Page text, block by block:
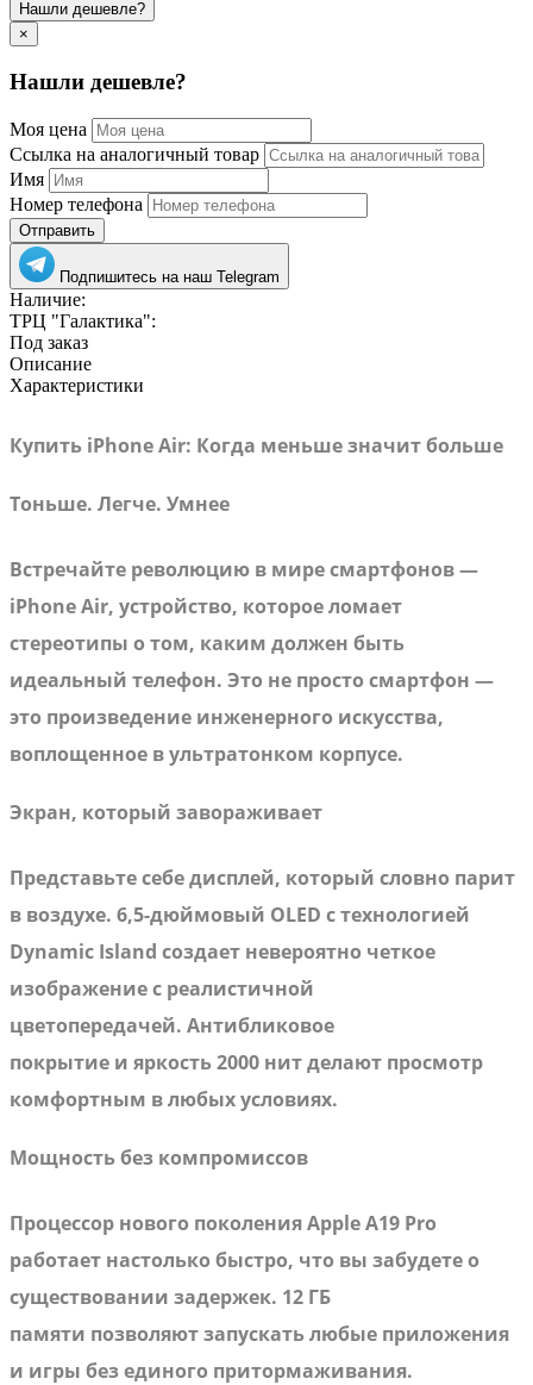
Нашли дешевле?
×
Нашли дешевле?
Моя цена
Ссылка на аналогичный товар
Имя
Номер телефона
Отправить
Подпишитесь на наш Telegram
Наличие:
ТРЦ "Галактика":
Под заказ
Описание
Характеристики
Купить iPhone Air: Когда меньше значит больше
Тоньше. Легче. Умнее
Встречайте революцию в мире смартфонов —
iPhone Air, устройство, которое ломает
стереотипы о том, каким должен быть
идеальный телефон. Это не просто смартфон —
это произведение инженерного искусства,
воплощенное в ультратонком корпусе.
Экран, который завораживает
Представьте себе дисплей, который словно парит
в воздухе. 6,5-дюймовый OLED с технологией
Dynamic Island создает невероятно четкое
изображение с реалистичной
цветопередачей. Антибликовое
покрытие и яркость 2000 нит делают просмотр
комфортным в любых условиях.
Мощность без компромиссов
Процессор нового поколения Apple A19 Pro
работает настолько быстро, что вы забудете о
существовании задержек. 12 ГБ
памяти позволяют запускать любые приложения
и игры без единого притормаживания.